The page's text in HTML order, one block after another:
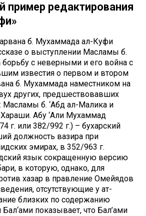
пример редактирования
б. Мухаммада ал-Куфи
о выступлении Масламы б.
борьбу с неверными и его война с
известия о первом и втором
б. Мухаммада наместником на
других, предшествовавших
Масламы б. ‘Абд ал-Малика и
Хараши. Абу ‘Али Мухаммад
г. или 382/992 г.) – бухарский
должность вазира при
эмирах, в 352/963 г.
язык сокращенную версию
в которую, однако, для
хазар в правление Омейядов
отсутствующие у ат-
близких по содержанию
показывает, что Бал’ами